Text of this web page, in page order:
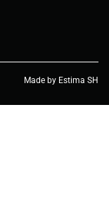
Made by Estima SH